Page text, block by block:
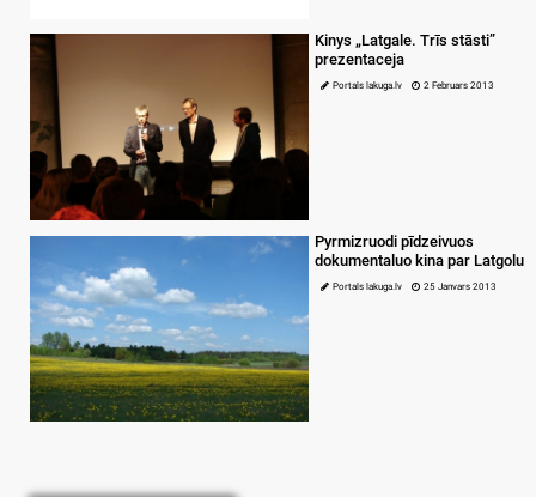
Kinys „Latgale. Trīs stāsti”
prezentaceja
Portals lakuga.lv 2 Februars 2013
Pyrmizruodi pīdzeivuos
dokumentaluo kina par Latgolu
Portals lakuga.lv 25 Janvars 2013